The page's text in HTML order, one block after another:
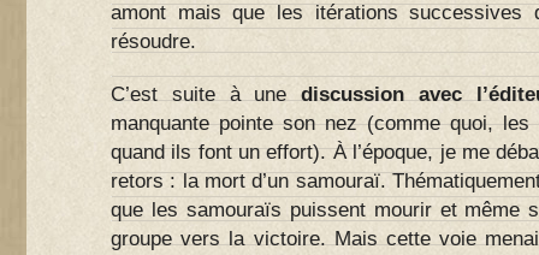
amont mais que les itérations successives
résoudre.
C’est suite à unediscussion avec
manquante pointe son nez (comme quoi,
quand ils font un effort). À l’époque, je me
retors : la mort d’un samouraï.
que les samouraïs puissent mourir et même
groupe vers la victoire. Mais cette voie